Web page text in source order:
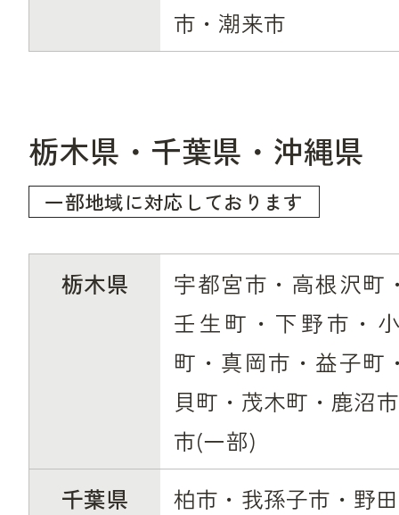
市・潮来市
栃木県・千葉県・沖縄県
一部地域に対応しております
栃木県
宇都宮市・高根沢町
壬生町・下野市・
町・真岡市・益子町
貝町・茂木町・鹿沼
市(一部)
千葉県
柏市・我孫子市・野